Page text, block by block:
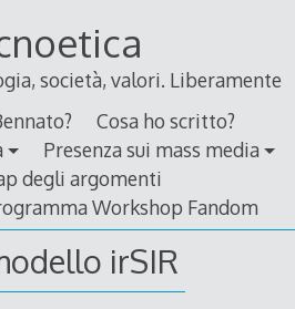
società, valori. Liberamente
Cosa ho scritto?
Presenza sui mass media
degli argomenti
Workshop Fandom
irSIR